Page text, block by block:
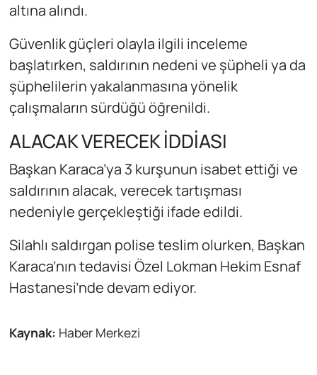
altına alındı.
Güvenlik güçleri olayla ilgili inceleme
başlatırken, saldırının nedeni ve şüpheli ya da
şüphelilerin yakalanmasına yönelik
çalışmaların sürdüğü öğrenildi.
ALACAK VERECEK İDDİASI
Başkan Karaca’ya 3 kurşunun isabet ettiği ve
saldırının alacak, verecek tartışması
nedeniyle gerçekleştiği ifade edildi.
Silahlı saldırgan polise teslim olurken, Başkan
Karaca’nın tedavisi Özel Lokman Hekim Esnaf
Hastanesi’nde devam ediyor.
Kaynak: Haber Merkezi